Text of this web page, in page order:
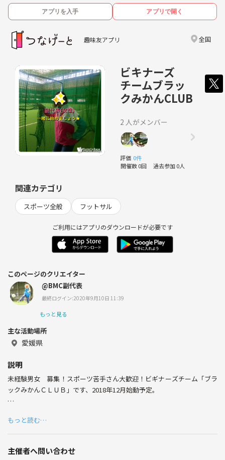
アプリを入手 アプリで開く
趣味友アプリ 全国
ビキナーズ
チームブラッ
クみかんCLUB
2 人がメンバー
評価 0件
開催数 0回 過去参加 0人
関連カテゴリ
スポーツ全般 フットサル
ご利用にはアプリのダウンロードが必要です
このページのクリエイター
@BMC副代表
最終ログイン:2020年9月10日 11:39
もっと見る
主な活動場所
愛媛県
説明
未経験男女 募集！スポーツ苦手さん大歓迎！ビギナーズチーム「ブラ
ックみかんＣＬＵＢ」です、2018年12月始動予定。
このたび、フットサル未経験者を対象にしたフットサルの集まりを発
足致します。
もっと読む…
主催者へ問い合わせ